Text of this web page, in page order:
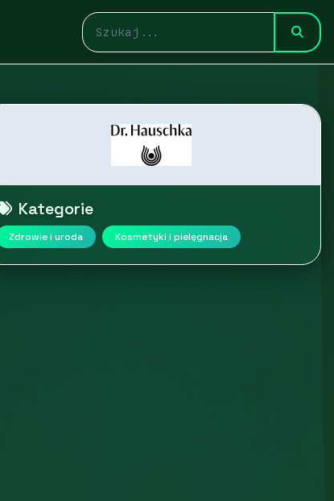
Kategorie
Zdrowie i uroda Kosmetyki i pielęgnacja